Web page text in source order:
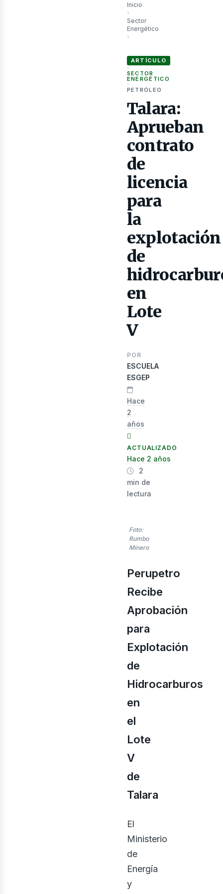
Inicio
›
Sector
Energético
›
ARTÍCULO
›
SECTOR
ENERGÉTICO
›
PETRÓLEO
Talara:
Aprueban
contrato
de
licencia
para
la
explotación
de
en
Lote
V
POR
ESCUELA
ESGEP
Hace
2
años
ACTUALIZADO
Hace 2 años
2
min de
lectura
Foto:
Rumbo
Minero
Perupetro
Recibe
Aprobación
para
Explotación
de
Hidrocarburos
en
el
Lote
V
de
Talara
El
Ministerio
de
Energía
y